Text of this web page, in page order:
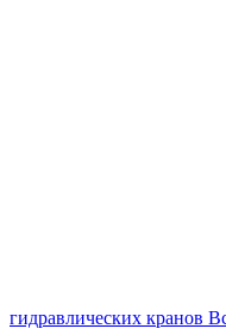
гидравлических кранов